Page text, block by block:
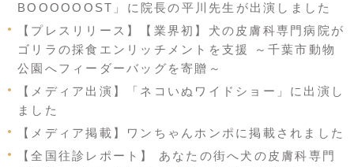
BOOOOOOST」に院長の平川先生が出演しました
【プレスリリース】【業界初】犬の皮膚科専門病院が
ゴリラの採食エンリッチメントを支援 ～千葉市動物
公園へフィーダーバッグを寄贈～
【メディア出演】「ネコいぬワイドショー」に出演し
ました
【メディア掲載】ワンちゃんホンポに掲載されました
【全国往診レポート】 あなたの街へ犬の皮膚科専門